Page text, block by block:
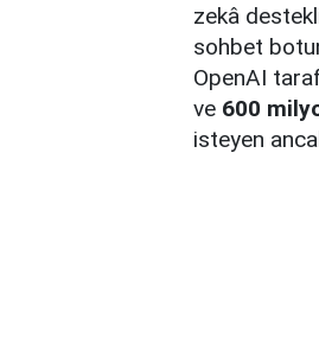
zekâ
sohbet
OpenAI
ve 600
isteyen